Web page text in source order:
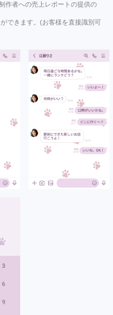
作者への売上レポートの提供の
できます。(お客様を直接識別可